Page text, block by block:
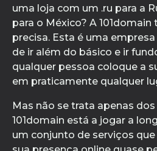
uma loja com um .ru para a
para o México? A
precisa. Esta é uma
de ir além do básico e ir
qualquer pessoa coloque a
em praticamente qualquer
Mas não se trata apenas
101domain está a jogar a
um conjunto de serviços